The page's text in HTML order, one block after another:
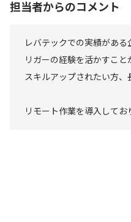
担当者からのコメント
レバテックでの実績がある
リガーの経験を活かすこと
スキルアップされたい方
リモート作業を導入してお